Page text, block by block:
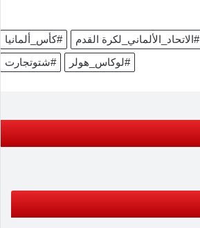
#كأس_ألمانيا #الاتحاد_الألماني_لكرة القدم
#شتوتجارت
#لوكاس_هولر